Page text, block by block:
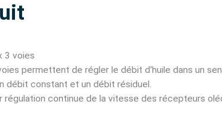
3 voies
permettent de régler le débit d'huile dans un
débit constant et un débit résiduel.
continue de la vitesse des récepteurs